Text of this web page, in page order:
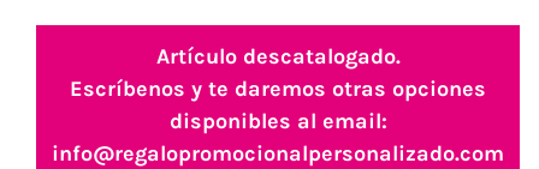
Artículo descatalogado.
Escríbenos y te daremos otras opciones
disponibles al email:
info@regalopromocionalpersonalizado.com